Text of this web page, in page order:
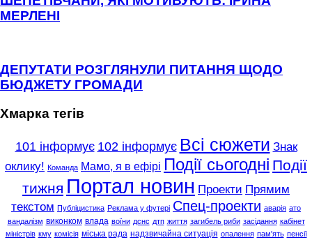
МЕРЛЕНІ
ДЕПУТАТИ РОЗГЛЯНУЛИ ПИТАННЯ ЩОДО
БЮДЖЕТУ ГРОМАДИ
Хмарка тегів
101 інформує 102 інформує Всі сюжети Знак
оклику! Команда Мамо, я в ефірі Події сьогодні Події
тижня Портал новин Проекти Прямим
текстом Публіцистика Реклама у футері Спец-проекти аварія ато
вандалізм виконком влада воїни дснс дтп життя загибель риби засідання кабінет
міністрів кму комісія міська рада надзвичайна ситуація опалення пам'ять пенсії